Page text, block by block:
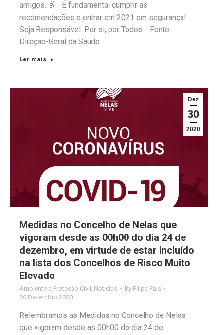
amigos. 🥂 É fundamental cumprir as
recomendações e entrar em 2021 em segurança!
Seja Responsável. Por si, por Todos. Fonte:
Direção-Geral da Saúde
Ler mais
Dez
30
2020
Medidas no Concelho de Nelas que
vigoram desde as 00h00 do dia 24 de
dezembro, em virtude de estar incluído
na lista dos Concelhos de Risco Muito
Elevado
Ambiente e Proteção Civil Notícias By Filipa Pais
30 Dezembro 2020
Relembramos as Medidas no Concelho de Nelas
que vigoram desde as 00h00 do dia 24 de